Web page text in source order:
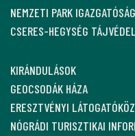
NEMZETI PARK
CSERES-HEGYSÉG
KIRÁNDULÁSOK
GEOCSODÁK HÁZA
ERESZTVÉNYI
NÓGRÁDI TURISZTIKAI